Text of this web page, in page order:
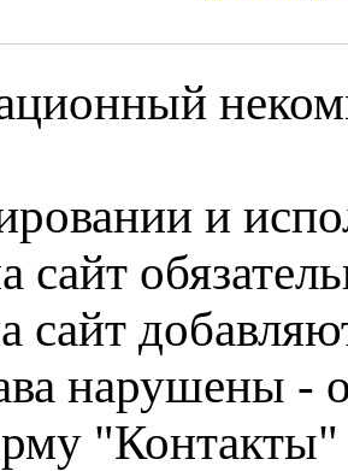
и
сайт
сайт
нарушены -
"Контакты"